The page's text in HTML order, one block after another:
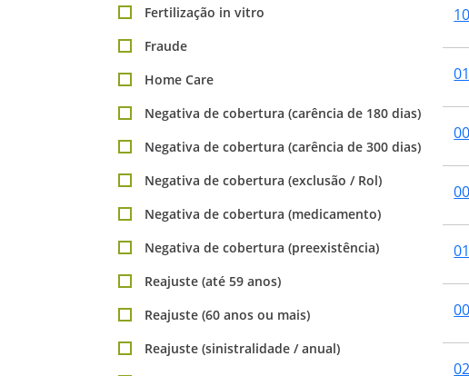
Fertilização in vitro
Fraude
Home Care
Negativa de cobertura (carência de 180 dias)
Negativa de cobertura (carência de 300 dias)
Negativa de cobertura (exclusão / Rol)
Negativa de cobertura (medicamento)
Negativa de cobertura (preexistência)
Reajuste (até 59 anos)
Reajuste (60 anos ou mais)
Reajuste (sinistralidade / anual)